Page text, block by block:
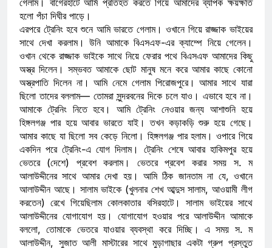
গেলাম। বাগেরহাটে আর্মি প্রতিহত করতে গিয়ে আমাদের ব্যাপক ক্ষয়ক্ষতি
হলো পঁচা দিঘীর পাড়ে।
এরপরে ট্রেনিং হবে শুনে আমি ভারতে গেলাম। ওখানে গিয়ে রাজ্জাক ভাইয়ের
সাথে দেখা করলাম। উনি আমাকে বিএসএফ-এর ক্যাম্পে নিয়ে গেলেন।
ওখান থেকে রাজ্জাক ভাইকে সাথে নিয়ে ফেরার পথে বিএসএফ আমাদের কিছু
অস্ত্র দিলেন। সম্ভবত আমাকে ছোট মানুষ মনে করে আমার কাছে কোনো
অস্ত্রপাতি দিলেন না। আমি নেমে গেলাম পিরোজপুরে। আমার সাথে যারা
ছিলো তাদের বললাম— তোমরা সুন্দরবনের দিকে চলে যাও। এভাবে হবে না।
আমাকে ট্রেনিং নিতে হবে। আমি ট্রেনিং নেওয়ার জন্য আশাশুনি হয়ে
হিঙ্গলগঞ্জ পার হয়ে আবার ভারতে যাই। তখন কড়াকড়ি শুরু হয়ে গেছে।
আমার কাছে যা ছিলো সব কেড়ে নিলো। হিঙ্গলগঞ্জ পার হলাম। ওপারে গিয়ে
একদিন পরে ট্রেনিং-এ যোগ দিলাম। ট্রেনিং শেষে আবার হাকিমপুর হয়ে
ভেতরে (দেশে) প্রবেশ করলাম। ভেতরে প্রবেশ করার সময় স. ম
আলাউদ্দীনের সাথে আমার দেখা হয়। আমি ঠিক জানতাম না যে, ওখানে
আলাউদ্দীন আছে। সালাম ভাইকে (খুলনার শেখ আব্দুস সালাম, আওয়ামী লীগ
করতেন) রেখে গিয়েছিলাম কোলকাতার বসিরহাটে। সালাম ভাইয়ের সাথে
আলাউদ্দীনের যোগাযোগ হয়। যোগাযোগ হওয়ার পরে আলাউদ্দীন আমাকে
বললো, তোমাকে ভেতরে যাওয়ার ব্যবস্থা করে দিচ্ছি। এ সময় স. ম
আলাউদ্দীন, সুজাত আলী মাস্টারের সাথে মুড়াগাছার একটা গ্রুপ প্রস্তুত